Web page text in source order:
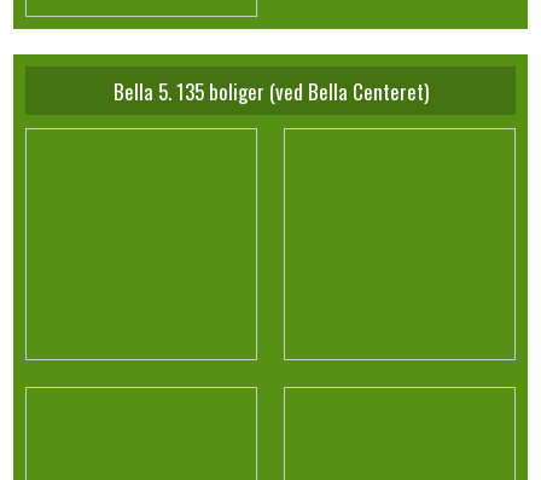
Bella 5. 135 boliger (ved Bella Centeret)